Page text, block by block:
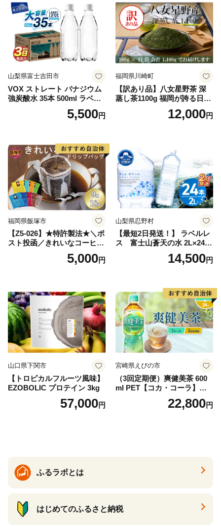
山梨県富士吉田市
VOX ストレート バナジウム
強炭酸水 35本 500ml ラベル
レス【富士吉田市限定カート
5,500円
福岡県川崎町
【訳あり品】八女星野茶 深
蒸し茶1100g 福岡が誇る日本
茶_ 訳アリ 常温 お茶 茶袋 常
備品 おちゃ ocha 茶葉 緑茶
小分け お土産 お取り寄せ グ
ルメ 福岡 九州 福岡県 国産
日本 ふかむし茶 ふかむし 家
庭用 自宅用 ちゃ りょくちゃ
ふかむしちゃ 急須 甘み 川崎
町 送料無料
12,000円
福岡県飯塚市
【Z5-026】★特許製法★＼ポ
スト投函／きれいなコーヒー
ドリップバッグ9種セット(18
袋)ゆうパケットでお届け！
5,000円
山梨県忍野村
【最短2日発送！】 ラベルレ
ス 富士山蒼天の水 2L×24本
（4ケース）※離島不可 天然
水 ミネラルウォーター 水 ペ
産 シリカ ミネラル 美容 備蓄
防災 長期保存 富士山 山梨県
忍野村
14,500円
山口県下関市
【トロピカルフルーツ風味】
EZOBOLIC プロテイン 3kg
57,000円
宮崎県えびの市
（3回定期便）爽健美茶 600
ml PET【コカ・コーラ】ペ
ットボトル 1ケース(24本) 定
期便 3回(72本) セット お茶
22,800円
ふるラボとは
はじめてのふるさと納税